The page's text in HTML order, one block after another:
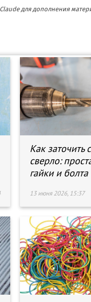
для дополнения
Как заточить
сверло:
гайки и болта
13 июня 2026, 15:37